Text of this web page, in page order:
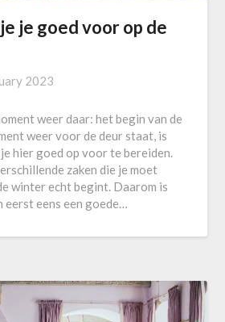
je goed voor op de
2023
weer daar: het begin van de
weer voor de deur staat, is
hier goed op voor te bereiden.
zaken die je moet
winter echt begint. Daarom is
eerst eens een goede…